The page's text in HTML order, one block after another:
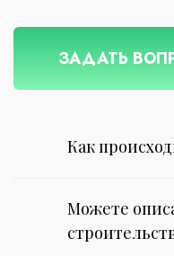
ЗАДАТЬ
Как
Можете